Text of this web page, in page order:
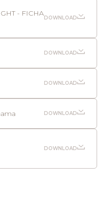
- FICHA
DOWNLOAD
DOWNLOAD
DOWNLOAD
DOWNLOAD
DOWNLOAD